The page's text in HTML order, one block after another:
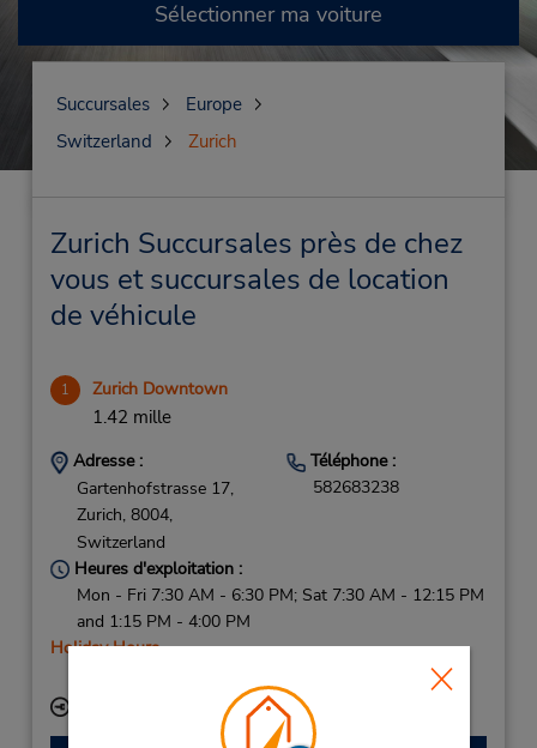
Sélectionner ma voiture
Succursales
Europe
Switzerland
Zurich
Zurich Succursales près de chez
vous et succursales de location
de véhicule
1 Zurich Downtown
1.42 mille
Adresse :
Gartenhofstrasse 17,
Zurich, 8004,
Switzerland
Téléphone :
582683238
Heures d'exploitation :
Mon - Fri 7:30 AM - 6:30 PM; Sat 7:30 AM - 12:15 PM
and 1:15 PM - 4:00 PM
Holiday Hours
Succursale avec boîte de dépôt des clés